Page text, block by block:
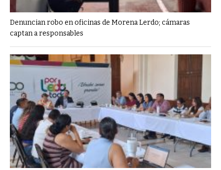
Denuncian robo en oficinas de Morena Lerdo; cámaras
captan a responsables